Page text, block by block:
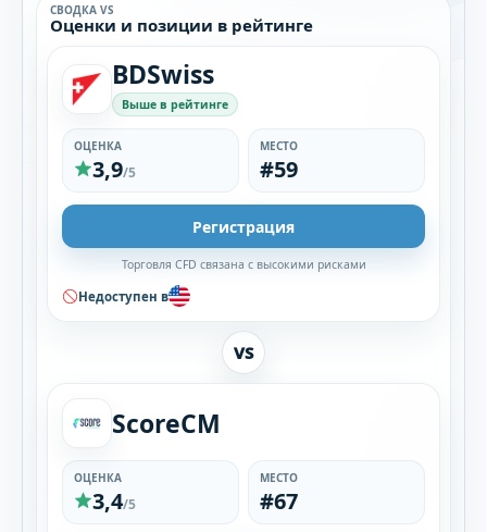
вам.
СВОДКА VS
Оценки и позиции в рейтинге
BDSwiss
Выше в рейтинге
ОЦЕНКА
3,9/5
МЕСТО
#59
Регистрация
Торговля CFD связана с высокими рисками
Недоступен в
VS
ScoreCM
ОЦЕНКА
3,4/5
МЕСТО
#67